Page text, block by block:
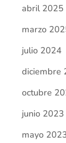
abril 2025
marzo
julio 2024
diciembre
octubre
junio 2023
mayo